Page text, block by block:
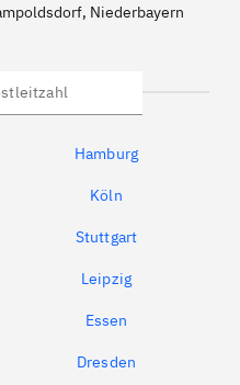
Niederbayern
Hamburg
Köln
Stuttgart
Leipzig
Essen
Dresden